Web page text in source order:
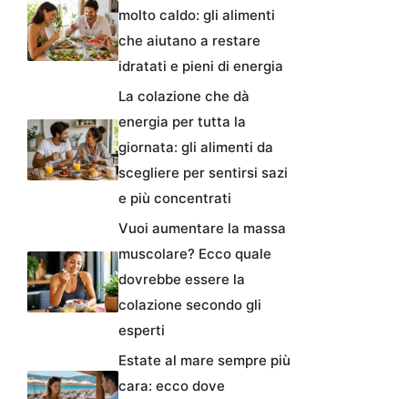
molto caldo: gli alimenti
che aiutano a restare
idratati e pieni di energia
La colazione che dà
energia per tutta la
giornata: gli alimenti da
scegliere per sentirsi sazi
e più concentrati
Vuoi aumentare la massa
muscolare? Ecco quale
dovrebbe essere la
colazione secondo gli
esperti
Estate al mare sempre più
cara: ecco dove